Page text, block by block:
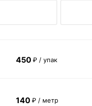
450 ₽ / упак
140 ₽ / метр